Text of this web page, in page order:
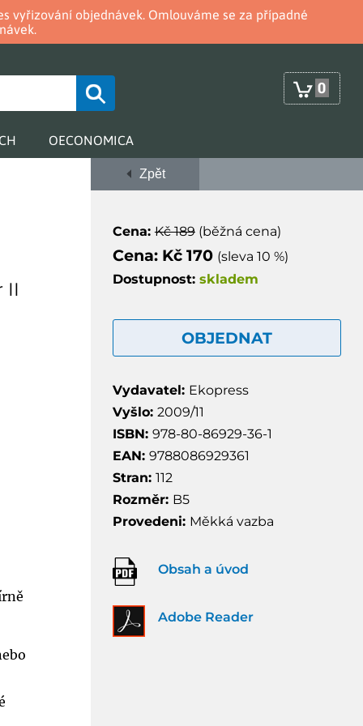
vyřizování objednávek. Omlouváme se za případné
0
OECONOMICA
II
Zpět
Cena:Kč 189(běžná cena)
Cena: Kč 170 (sleva 10 %)
Dostupnost: skladem
OBJEDNAT
Vydavatel: Ekopress
Vyšlo: 2009/11
ISBN: 978-80-86929-36-1
EAN: 9788086929361
Stran: 112
Rozměr: B5
Provedeni: Měkká vazba
Obsah a úvod
Adobe Reader